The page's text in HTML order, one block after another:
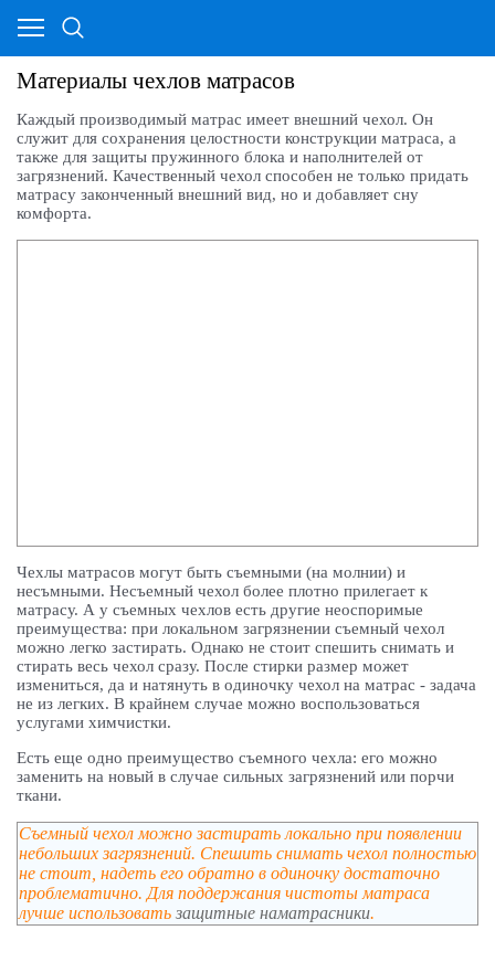
Материалы чехлов матрасов
Каждый производимый матрас имеет внешний чехол. Он
служит для сохранения целостности конструкции матраса, а
также для защиты пружинного блока и наполнителей от
загрязнений. Качественный чехол способен не только придать
матрасу законченный внешний вид, но и добавляет сну
комфорта.
Чехлы матрасов могут быть съемными (на молнии) и
несъмными. Несъемный чехол более плотно прилегает к
матрасу. А у съемных чехлов есть другие неоспоримые
преимущества: при локальном загрязнении съемный чехол
можно легко застирать. Однако не стоит спешить снимать и
стирать весь чехол сразу. После стирки размер может
измениться, да и натянуть в одиночку чехол на матрас - задача
не из легких. В крайнем случае можно воспользоваться
услугами химчистки.
Есть еще одно преимущество съемного чехла: его можно
заменить на новый в случае сильных загрязнений или порчи
ткани.
Съемный чехол можно застирать локально при появлении
небольших загрязнений. Спешить снимать чехол полностью
не стоит, надеть его обратно в одиночку достаточно
проблематично. Для поддержания чистоты матраса
лучше использовать защитные наматрасники.